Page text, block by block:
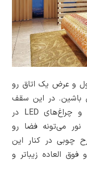
و عرض یک اتاق رو
باشین. در این سقف
کاذب می‌تونید از چراغ‌های هالوژنی و چراغ‌های LED در
نور می‌تونه فضا رو
چوبی در کنار این
العاده زیباتر و